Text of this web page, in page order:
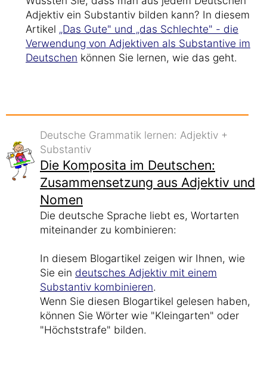
Adjektiv ein Substantiv bilden kann? In diesem
Artikel „Das Gute" und „das Schlechte" - die
Verwendung von Adjektiven als Substantive im
Deutschen können Sie lernen, wie das geht.
Deutsche Grammatik lernen: Adjektiv +
Substantiv
Die Komposita im Deutschen:
Zusammensetzung aus Adjektiv und
Nomen
Die deutsche Sprache liebt es, Wortarten
miteinander zu kombinieren:
In diesem Blogartikel zeigen wir Ihnen, wie
Sie ein deutsches Adjektiv mit einem
Substantiv kombinieren.
Wenn Sie diesen Blogartikel gelesen haben,
können Sie Wörter wie "Kleingarten" oder
"Höchststrafe" bilden.